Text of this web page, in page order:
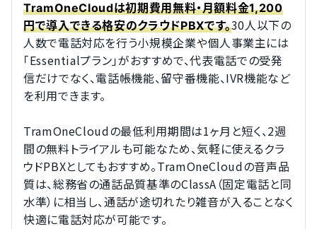
TramOneCloudは初期費用無料・月額料金1,200
円で導入できる格安のクラウドPBXです。30人以下の
人数で電話対応を行う小規模企業や個人事業主には
「Essentialプラン」がおすすめで、代表電話での受発
信だけでなく、電話帳機能、留守番機能、IVR機能など
を利用できます。
TramOneCloudの最低利用期間は1ヶ月と短く、2週
間の無料トライアルも可能なため、気軽に使えるクラ
ウドPBXとしてもおすすめ。TramOneCloudの音声品
質は、総務省の通話品質基準のClassA（固定電話と同
水準）に相当し、通話が途切れたり雑音が入ることなく
快適に電話対応が可能です。